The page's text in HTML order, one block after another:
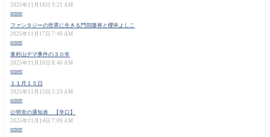
2025年11月18日 9:21 AM
orner
ファンタジーの世界に生きる門田隆将と櫻井よしこ
2025年11月17日 7:46 AM
orner
東村山デマ事件の３０年
2025年11月16日 8:46 AM
orner
１１月１５日
2025年11月15日 5:23 AM
orner
公明党の通知表 【辛口】
2025年11月14日 7:09 AM
orner